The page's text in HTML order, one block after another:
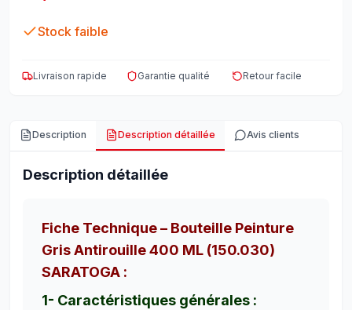
Stock faible
Livraison rapide Garantie qualité Retour facile
Description Description détaillée Avis clients
Description détaillée
Fiche Technique – Bouteille Peinture
Gris Antirouille 400 ML (150.030)
SARATOGA :
1- Caractéristiques générales :